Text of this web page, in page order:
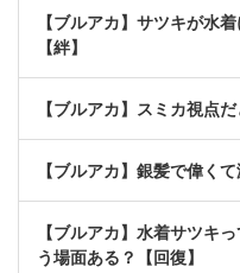
【ブルアカ】サツキが水
【絆】
【ブルアカ】スミカ視点
【ブルアカ】銀髪で偉く
【ブルアカ】水着サツキ
う場面ある？【回復】